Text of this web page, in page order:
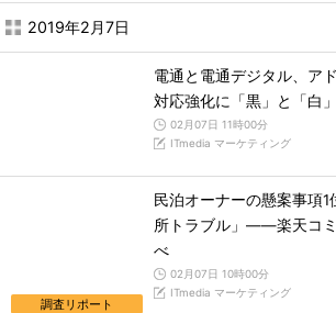
2019年2月7日
電通と電通デジタル、ア
対応強化に「黒」と「白
02月07日 11時00分
ITmedia マーケティング
調査リポート
民泊オーナーの懸案事項
所トラブル」――楽天コ
べ
02月07日 10時00分
ITmedia マーケティング